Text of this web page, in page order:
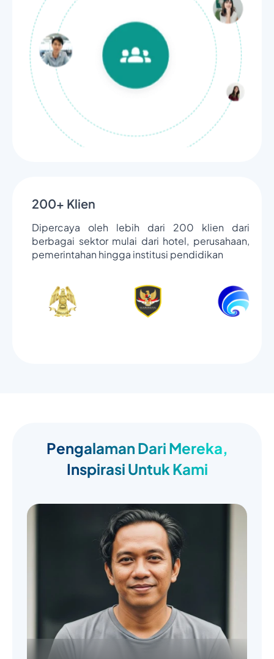
200+ Klien
Dipercaya oleh lebih dari 200 klien dari
berbagai sektor mulai dari hotel, perusahaan,
pemerintahan hingga institusi pendidikan
Pengalaman Dari Mereka,
Inspirasi Untuk Kami